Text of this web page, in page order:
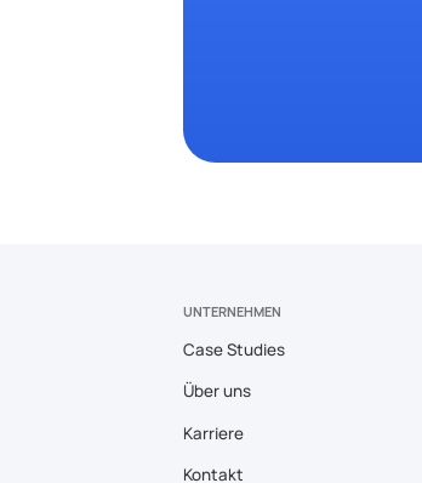
UNTERNEHMEN
Case Studies
Über uns
Karriere
Kontakt